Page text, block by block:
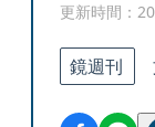
更新時間：
鏡週刊